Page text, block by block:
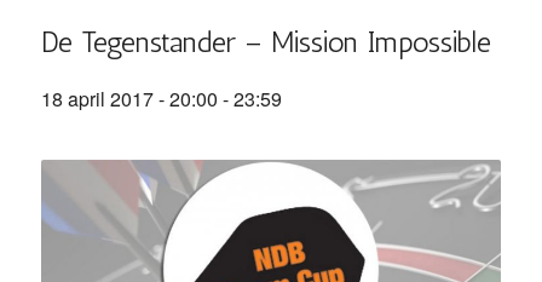
De Tegenstander – Mission Impossible
18 april 2017 - 20:00 -23:59